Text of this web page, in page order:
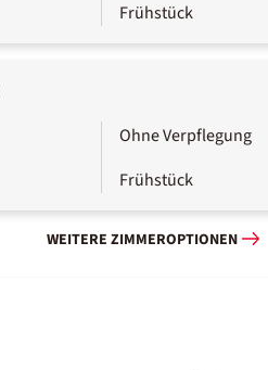
Frühstück
Ohne Verpflegung
Frühstück
WEITERE ZIMMEROPTIONEN